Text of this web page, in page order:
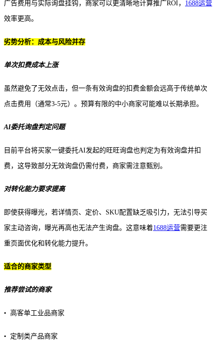
广告费用与实际询盘挂钩，商家可以更清晰地计算推广ROI， 1688运营
效率更高。
劣势分析：成本与风险并存
单次扣费成本上涨
虽然避免了无效点击，但一条有效询盘的扣费金额会远高于传统单次
点击费用（通常3-5元）。预算有限的中小商家可能难以长期承担。
AI委托询盘判定问题
目前平台将买家一键委托AI发起的旺旺询盘也判定为有效询盘并扣
费，这导致部分无效询盘仍需付费，商家需注意甄别。
对转化能力要求提高
即使获得曝光，若详情页、定价、 SKU配置缺乏吸引力，无法引导买
家主动咨询，曝光再高也无法产生询盘。这意味着1688运营需要更注
重页面优化和转化能力提升。
适合的商家类型
推荐尝试的商家
• 高客单工业品商家
• 定制类产品商家